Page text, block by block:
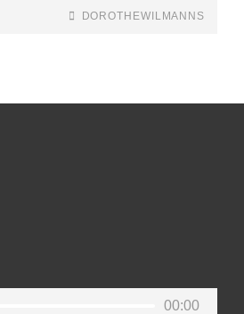
DOROTHEWILMANNS
00:00